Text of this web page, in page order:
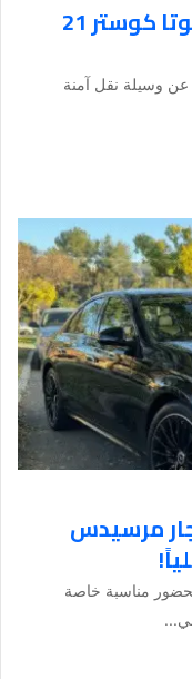
رحلتك بلمة وراحة.. إيجار تويوتا كوستر 21
عن وسيلة نقل آمنة
مرسيدس
مناسبة خاصة